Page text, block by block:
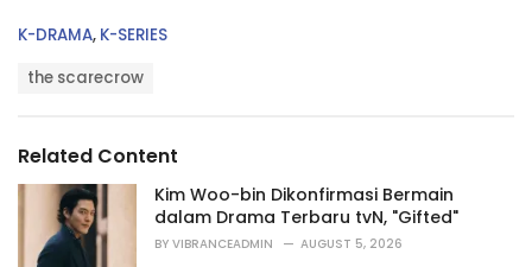
C
r
i
K-DRAMA, K-SERIES
:
the scarecrow
Related Content
Kim Woo-bin Dikonfirmasi Bermain
dalam Drama Terbaru tvN, "Gifted"
BY VIBRANCEADMIN AUGUST 5, 2026